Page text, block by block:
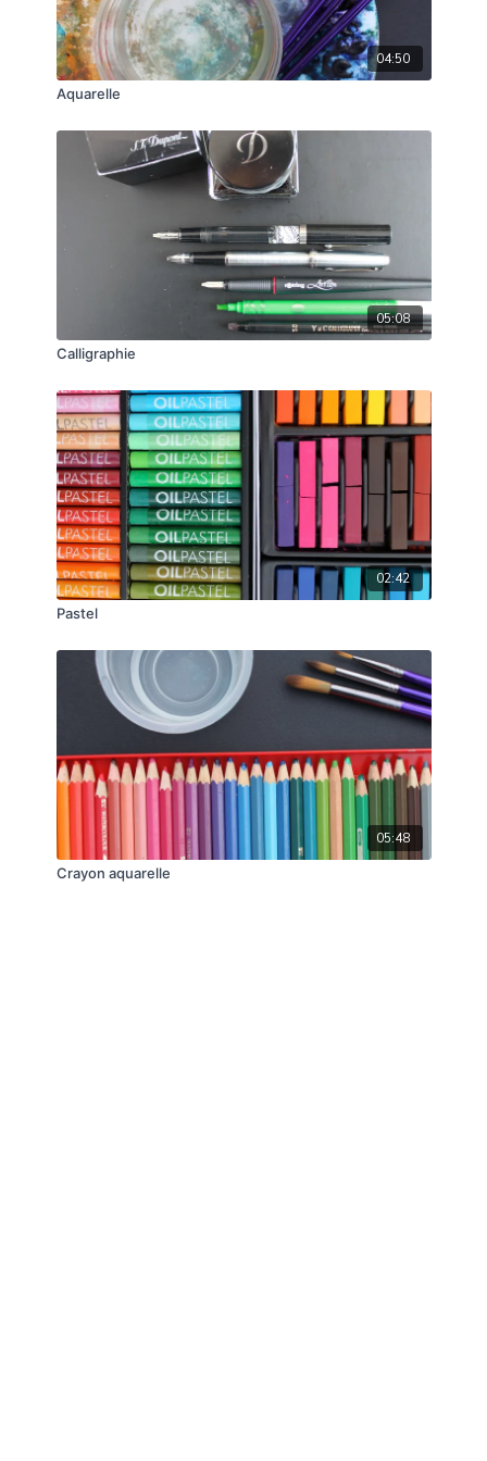
04:50
Aquarelle
05:08
Calligraphie
02:42
Pastel
05:48
Crayon aquarelle